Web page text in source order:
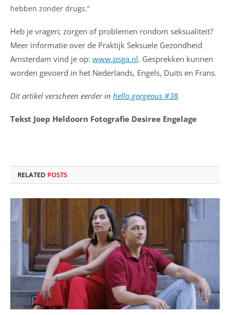
hebben zonder drugs.”
Heb je vragen; zorgen of problemen rondom seksualiteit?
Meer informatie over de Praktijk Seksuele Gezondheid
Amsterdam vind je op: www.psga.nl. Gesprekken kunnen
worden gevoerd in het Nederlands, Engels, Duits en Frans.
Dit artikel verscheen eerder in hello gorgeous #38.
Tekst Joep Heldoorn Fotografie Desiree Engelage
RELATED POSTS